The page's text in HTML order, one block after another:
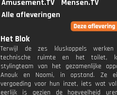
Amusement.TV
Mensen.TV
Alle afleveringen
Het Blok
Terwijl de zes kluskoppels
technische ruimte en het toilet,
stylingteam van het gezamenlijke
Anouk en Naomi, in opstand. Ze
vergoeding voor hun inzet, iets wat
eerlijk is gezien de hoeveelheid